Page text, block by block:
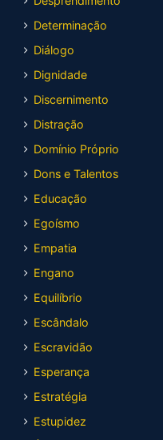
Determinação
Diálogo
Dignidade
Discernimento
Distração
Domínio Próprio
Dons e Talentos
Educação
Egoísmo
Empatia
Engano
Equilíbrio
Escândalo
Escravidão
Esperança
Estratégia
Estupidez